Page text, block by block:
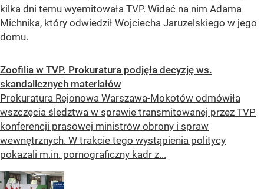
kilka dni temu wyemitowała TVP. Widać na nim Adama
Michnika, który odwiedził Wojciecha Jaruzelskiego w jego
domu.
Zoofilia w TVP. Prokuratura podjęła decyzję ws.
skandalicznych materiałów
Prokuratura Rejonowa Warszawa-Mokotów odmówiła
wszczęcia śledztwa w sprawie transmitowanej przez TVP
konferencji prasowej ministrów obrony i spraw
wewnętrznych. W trakcie tego wystąpienia politycy
pokazali m.in. pornograficzny kadr z...